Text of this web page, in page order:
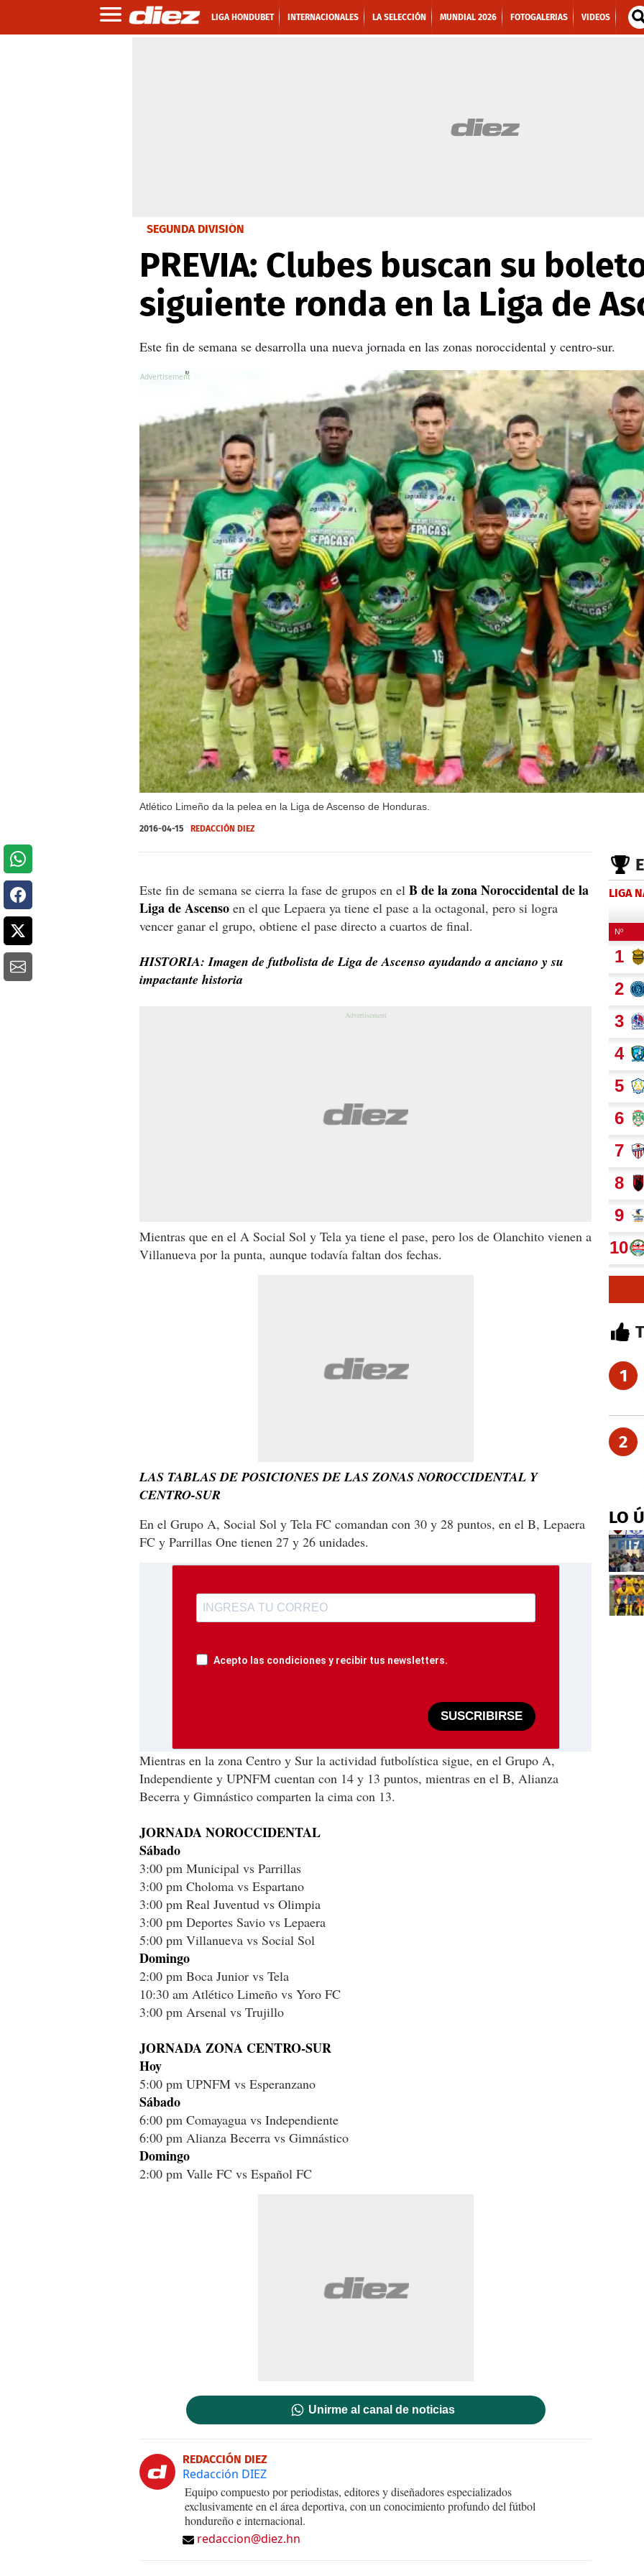
LIGA HONDUBET INTERNACIONALES LA SELECCIÓN MUNDIAL 2026 FOTOGALERIAS VIDEOS
SEGUNDA DIVISIÓN
PREVIA: Clubes buscan su
siguiente ronda en la Liga de
Este fin de semana se desarrolla una nueva jornada en las zonas noroccidental y centro-sur.
Atlético Limeño da la pelea en la Liga de Ascenso de Honduras.
X
2016-04-15 REDACCIÓN DIEZ
Este fin de semana se cierra la fase de grupos en el B de la zona Noroccidental de la
Liga de Ascenso en el que Lepaera ya tiene el pase a la octagonal, pero si logra
vencer ganar el grupo, obtiene el pase directo a cuartos de final.
HISTORIA: Imagen de futbolista de Liga de Ascenso ayudando a anciano y su
impactante historia
Mientras que en el A Social Sol y Tela ya tiene el pase, pero los de Olanchito vienen a
Villanueva por la punta, aunque todavía faltan dos fechas.
LAS TABLAS DE POSICIONES DE LAS ZONAS NOROCCIDENTAL Y
CENTRO-SUR
En el Grupo A, Social Sol y Tela FC comandan con 30 y 28 puntos, en el B, Lepaera
FC y Parrillas One tienen 27 y 26 unidades.
Acepto las condiciones y recibir tus newsletters.
SUSCRIBIRSE
Mientras en la zona Centro y Sur la actividad futbolística sigue, en el Grupo A,
Independiente y UPNFM cuentan con 14 y 13 puntos, mientras en el B, Alianza
Becerra y Gimnástico comparten la cima con 13.
JORNADA NOROCCIDENTAL
Sábado
3:00 pm Municipal vs Parrillas
3:00 pm Choloma vs Espartano
3:00 pm Real Juventud vs Olimpia
3:00 pm Deportes Savio vs Lepaera
5:00 pm Villanueva vs Social Sol
Domingo
2:00 pm Boca Junior vs Tela
10:30 am Atlético Limeño vs Yoro FC
3:00 pm Arsenal vs Trujillo
JORNADA ZONA CENTRO-SUR
Hoy
5:00 pm UPNFM vs Esperanzano
Sábado
6:00 pm Comayagua vs Independiente
6:00 pm Alianza Becerra vs Gimnástico
Domingo
2:00 pm Valle FC vs Español FC
Unirme al canal de noticias
REDACCIÓN DIEZ
Redacción DIEZ
Equipo compuesto por periodistas, editores y diseñadores especializados
exclusivamente en el área deportiva, con un conocimiento profundo del fútbol
hondureño e internacional.
redaccion@diez.hn
LIGA
1
2
LO